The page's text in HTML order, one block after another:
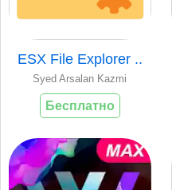
ESX File Explorer ..
Syed Arsalan Kazmi
Бесплатно